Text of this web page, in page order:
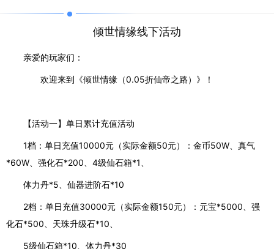
倾世情缘线下活动
亲爱的玩家们：
欢迎来到《倾世情缘（0.05折仙帝之路）》！
【活动一】单日累计充值活动
1档：单日充值10000元（实际金额50元）：金币50W、真气
*60W、强化石*200、4级仙石箱*1、
体力丹*5、仙器进阶石*10
2档：单日充值30000元（实际金额150元）：元宝*5000、强
化石*500、天珠升级石*10、
5级仙石箱*10、体力丹*30